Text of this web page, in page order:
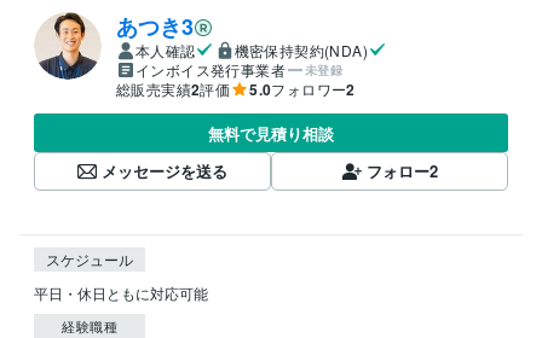
あつき3
本人確認
機密保持契約(NDA)
インボイス発行事業者
未登録
総販売実績2評価 5.0フォロワー2
無料で見積り相談
メッセージを送る
フォロー2
スケジュール
平日・休日ともに対応可能
経験職種